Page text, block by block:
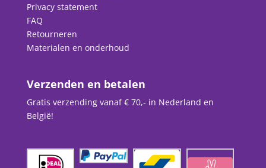
Privacy statement
FAQ
Retourneren
Materialen en onderhoud
Verzenden en betalen
Gratis verzending vanaf € 70,- in Nederland en
België!